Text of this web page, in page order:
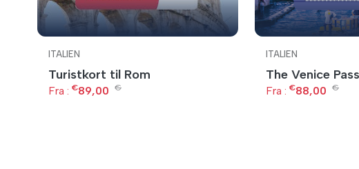
ITALIEN
Turistkort til Rom
Fra : €89,00 €
ITALIEN
The Venice Pass
Fra : €88,00 €